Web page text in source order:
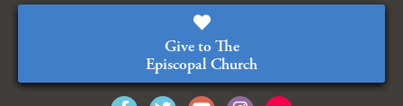
Give to The
Episcopal Church